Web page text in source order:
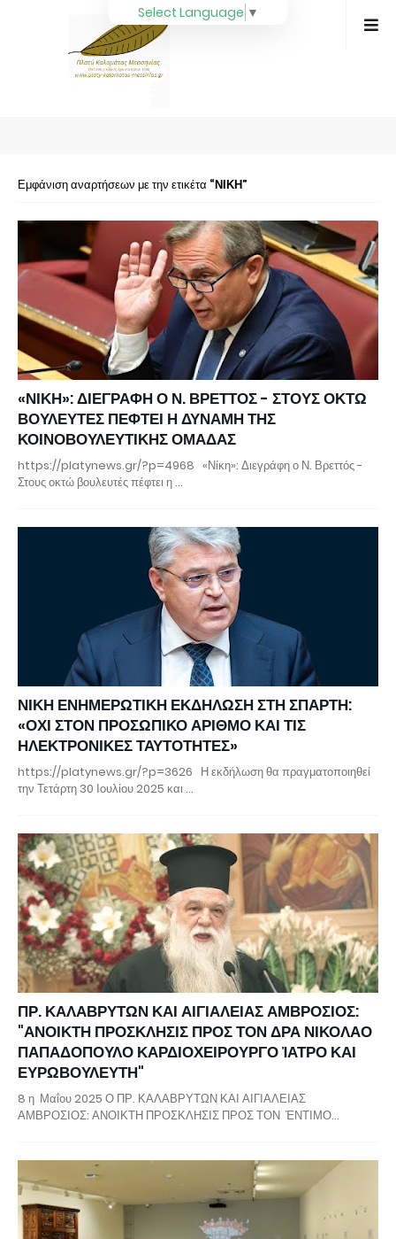
Εμφάνιση αναρτήσεων με την ετικέτα ΝΙΚΗ
«ΝΙΚΗ»: ΔΙΕΓΡΑΦΗ Ο Ν. ΒΡΕΤΤΟΣ - ΣΤΟΥΣ ΟΚΤΩ
ΒΟΥΛΕΥΤΕΣ ΠΕΦΤΕΙ Η ΔΥΝΑΜΗ ΤΗΣ
ΚΟΙΝΟΒΟΥΛΕΥΤΙΚΗΣ ΟΜΑΔΑΣ
https://platynews.gr/?p=4968 «Νίκη»: Διεγράφη ο Ν. Βρεττός -
Στους οκτώ βουλευτές πέφτει η …
ΝΙΚΗ ΕΝΗΜΕΡΩΤΙΚΗ ΕΚΔΗΛΩΣΗ ΣΤΗ ΣΠΑΡΤΗ:
«ΟΧΙ ΣΤΟΝ ΠΡΟΣΩΠΙΚΟ ΑΡΙΘΜΟ ΚΑΙ ΤΙΣ
ΗΛΕΚΤΡΟΝΙΚΕΣ ΤΑΥΤΟΤΗΤΕΣ»
https://platynews.gr/?p=3626 Η εκδήλωση θα πραγματοποιηθεί
την Τετάρτη 30 Ιουλίου 2025 και …
ΠΡ. ΚΑΛΑΒΡΥΤΩΝ ΚΑΙ ΑΙΓΙΑΛΕΙΑΣ ΑΜΒΡΟΣΙΟΣ:
"ΑΝΟΙΚΤΗ ΠΡΟΣΚΛΗΣΙΣ ΠΡΟΣ ΤΟΝ ΔΡΑ ΝΙΚΟΛΑΟ
ΠΑΠΑΔΟΠΟΥΛΟ ΚΑΡΔΙΟΧΕΙΡΟΥΡΓΟ ἸΑΤΡΟ ΚΑΙ
ΕΥΡΩΒΟΥΛΕΥΤΗ"
8 η Μαΐου 2025 Ο ΠΡ. ΚΑΛΑΒΡΥΤΩΝ ΚΑΙ ΑΙΓΙΑΛΕΙΑΣ
ΑΜΒΡΟΣΙΟΣ: ΑΝΟΙΚΤΗ ΠΡΟΣΚΛΗΣΙΣ ΠΡΟΣ ΤΟΝ ἘΝΤΙΜΟ…
Select Language ▼